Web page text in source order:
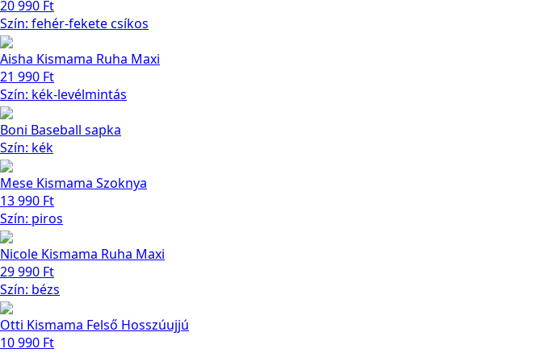
20 990 Ft
Szín: fehér-fekete csíkos
Aisha Kismama Ruha Maxi
21 990 Ft
Szín: kék-levélmintás
Boni Baseball sapka
Szín: kék
Mese Kismama Szoknya
13 990 Ft
Szín: piros
Nicole Kismama Ruha Maxi
29 990 Ft
Szín: bézs
Otti Kismama Felső Hosszúujjú
10 990 Ft